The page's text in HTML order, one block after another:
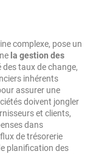
complexe, pose un
la gestion des
taux de change,
inhérents
assurer une
doivent jongler
et clients,
dans
de trésorerie
planification des